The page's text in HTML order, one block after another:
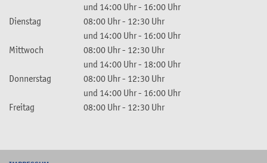
und 14:00 Uhr- 16:00 Uhr
Dienstag
08:00 Uhr- 12:30 Uhr
und 14:00 Uhr- 16:00 Uhr
Mittwoch
08:00 Uhr- 12:30 Uhr
und 14:00 Uhr- 18:00 Uhr
Donnerstag
08:00 Uhr- 12:30 Uhr
und 14:00 Uhr- 16:00 Uhr
Freitag
08:00 Uhr- 12:30 Uhr